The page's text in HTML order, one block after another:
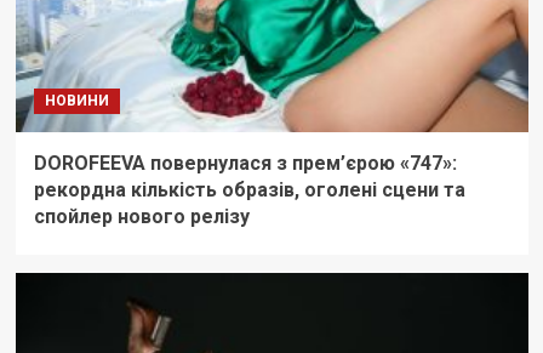
НОВИНИ
DOROFEEVA повернулася з прем’єрою «747»:
рекордна кількість образів, оголені сцени та
спойлер нового релізу